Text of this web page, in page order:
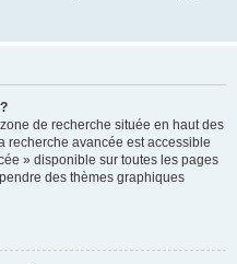
de recherche située en haut des
recherche avancée est accessible
» disponible sur toutes les pages
des thèmes graphiques